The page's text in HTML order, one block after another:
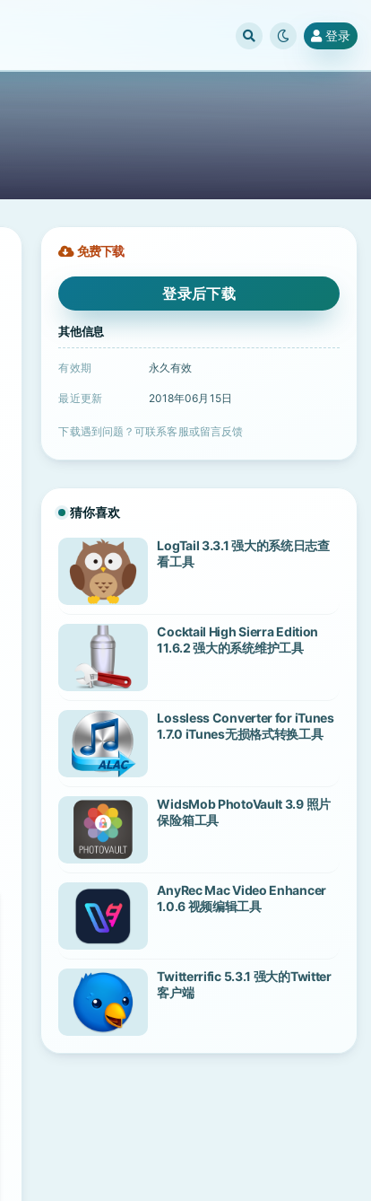
登录
免费下载
登录后下载
其他信息
有效期 永久有效
最近更新 2018年06月15日
下载遇到问题？可联系客服或留言反馈
猜你喜欢
LogTail 3.3.1 强大的系统日志查
看工具
Cocktail High Sierra Edition
11.6.2 强大的系统维护工具
Lossless Converter for iTunes
1.7.0 iTunes无损格式转换工具
WidsMob PhotoVault 3.9 照片
保险箱工具
AnyRec Mac Video Enhancer
1.0.6 视频编辑工具
Twitterrific 5.3.1 强大的Twitter
客户端